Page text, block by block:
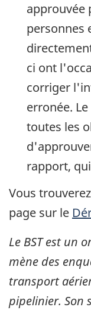
approuvée
personnes
ci ont
corriger
erronée.
toutes les
rapport,
Vous
page sur le
Le BST est un
mène des
transport
pipelinier. Son